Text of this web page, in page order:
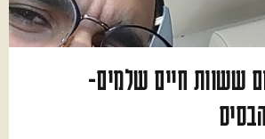
ששוות חיים שלמים-